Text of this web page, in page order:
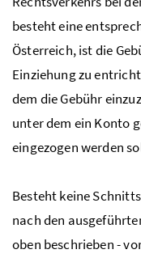
besteht eine
Österreich, ist die
Einziehung zu
dem die Gebühr
unter dem ein Konto
eingezogen werden
Besteht keine
nach den
oben beschrieben -